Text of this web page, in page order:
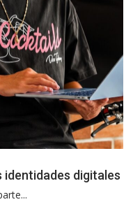
identidades digitales